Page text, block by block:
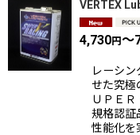
VERTEX
4,730円～
レーシ
せた究極
ＵＰＥ
規格認証
性能化を